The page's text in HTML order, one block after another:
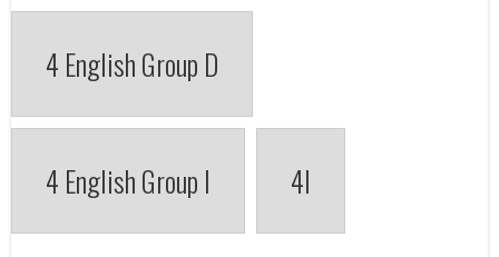
4 English Group D
4 English Group I 4I